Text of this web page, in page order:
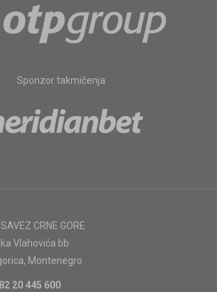
Sponzor takmičenja
CRNE GORE
Vlahovića bb
Montenegro
20 445 600